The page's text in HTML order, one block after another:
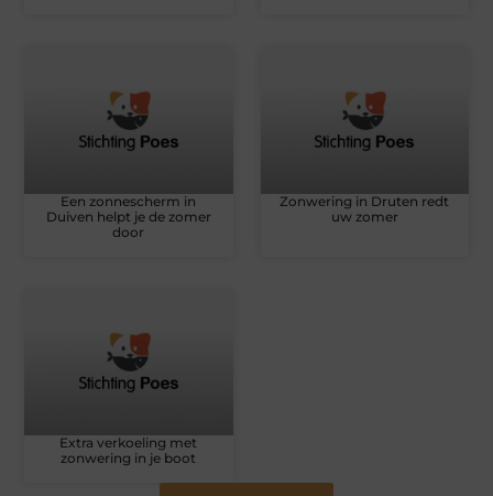
Een zonnescherm in
Duiven helpt je de zomer
door
Zonwering in Druten redt
uw zomer
Extra verkoeling met
zonwering in je boot